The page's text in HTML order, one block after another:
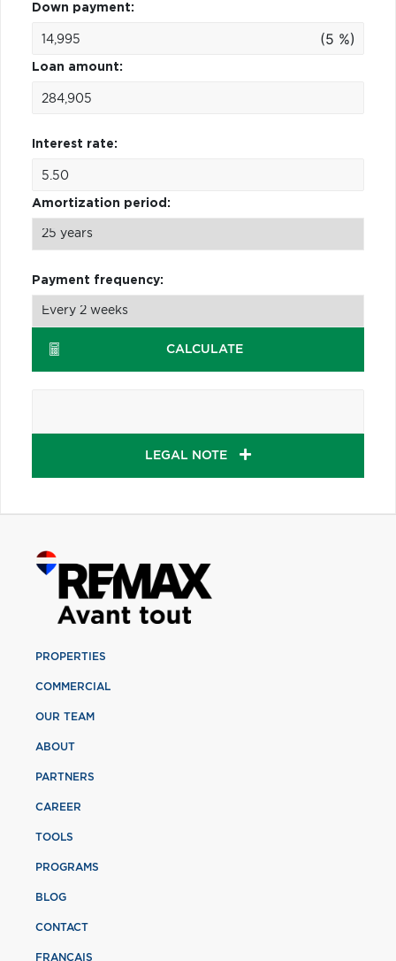
Down payment:
(5 %)
Loan amount:
Interest rate:
Amortization period:
Payment frequency:
CALCULATE
LEGAL NOTE
PROPERTIES
COMMERCIAL
OUR TEAM
ABOUT
PARTNERS
CAREER
TOOLS
PROGRAMS
BLOG
CONTACT
FRANÇAIS